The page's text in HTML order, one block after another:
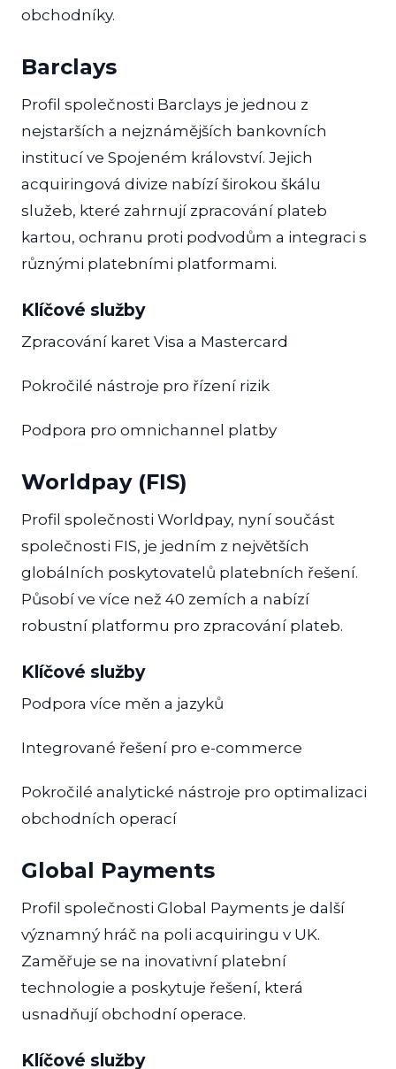
obchodníky.
Barclays
Profil společnosti Barclays je jednou z
nejstarších a nejznámějších bankovních
institucí ve Spojeném království. Jejich
acquiringová divize nabízí širokou škálu
služeb, které zahrnují zpracování plateb
kartou, ochranu proti podvodům a integraci s
různými platebními platformami.
Klíčové služby
Zpracování karet Visa a Mastercard
Pokročilé nástroje pro řízení rizik
Podpora pro omnichannel platby
Worldpay (FIS)
Profil společnosti Worldpay, nyní součást
společnosti FIS, je jedním z největších
globálních poskytovatelů platebních řešení.
Působí ve více než 40 zemích a nabízí
robustní platformu pro zpracování plateb.
Klíčové služby
Podpora více měn a jazyků
Integrované řešení pro e-commerce
Pokročilé analytické nástroje pro optimalizaci
obchodních operací
Global Payments
Profil společnosti Global Payments je další
významný hráč na poli acquiringu v UK.
Zaměřuje se na inovativní platební
technologie a poskytuje řešení, která
usnadňují obchodní operace.
Klíčové služby